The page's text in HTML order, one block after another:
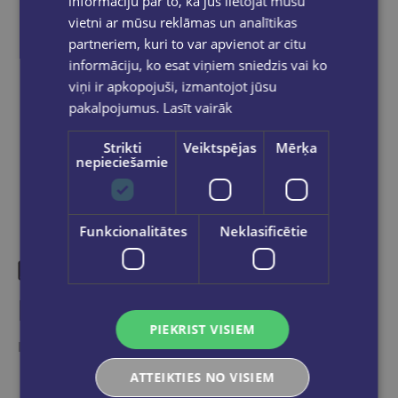
pasūtījums būs gatavs saņemšanai, saņemsi
e-pastu un/ vai SMS.
Dalies sociālajos tīklos:
Līdzīgas preces
Ieskaties, varbūt noder
vietni ar mūsu reklāmas un analītikas
partneriem, kuri to var apvienot ar citu
informāciju, ko esat viņiem sniedzis vai ko
viņi ir apkopojuši, izmantojot jūsu
pakalpojumus. Lasīt vairāk
Strikti
nepieciešamie
Veiktspējas Mērķa
Funkcionalitātes Neklasificētie
PIEKRIST VISIEM
ATTEIKTIES NO VISIEM